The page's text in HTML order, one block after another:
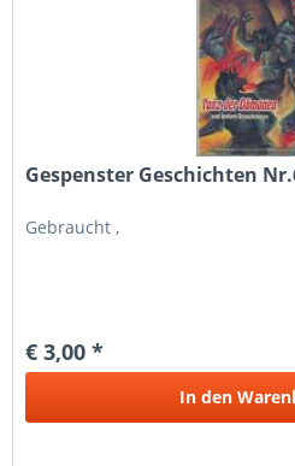
Gespenster Geschichten
Gebraucht ,
€ 3,00 *
In den